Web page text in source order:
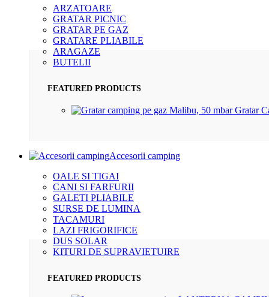
ARZATOARE
GRATAR PICNIC
GRATAR PE GAZ
GRATARE PLIABILE
ARAGAZE
BUTELII
FEATURED PRODUCTS
Gratar
Accesorii camping
OALE SI TIGAI
CANI SI FARFURII
GALETI PLIABILE
SURSE DE LUMINA
TACAMURI
LAZI FRIGORIFICE
DUS SOLAR
KITURI DE SUPRAVIETUIRE
FEATURED PRODUCTS